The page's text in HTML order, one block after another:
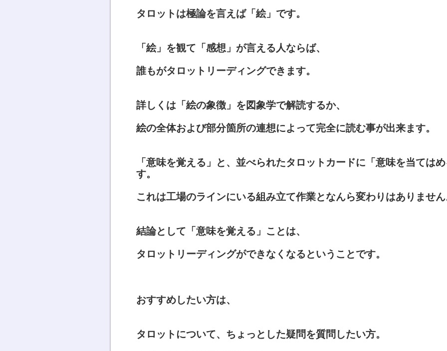
タロットは極論を言えば「絵」です。
「絵」を観て「感想」が言える人ならば、
誰もがタロットリーディングできます。
詳しくは「絵の象徴」を図象学で解読するか、
絵の全体および部分箇所の連想によって完全に読む事が出来ます。
「意味を覚える」と、並べられたタロットカードに「意味を当ては
す。
これは工場のラインにいる組み立て作業となんら変わりはありませ
結論として「意味を覚える」ことは、
タロットリーディングができなくなるということです。
おすすめしたい方は、
タロットについて、ちょっとした疑問を質問したい方。